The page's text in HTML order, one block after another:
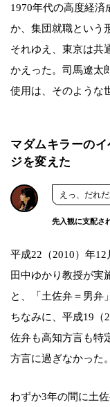
1970年代の高度経済
か、集団就職という
それゆえ、東京は共
かえった。司馬遼太
使用は、そのような
マダムキラーの
ジを変えた
えっ、だれ
先入観に支配さ
平成22（2010）年
田中ゆかり教授が実
と、「土佐弁＝男弁
ちなみに、平成19（
佐弁も高知方言も特
方言に過ぎなかった。
わずか3年の間に土